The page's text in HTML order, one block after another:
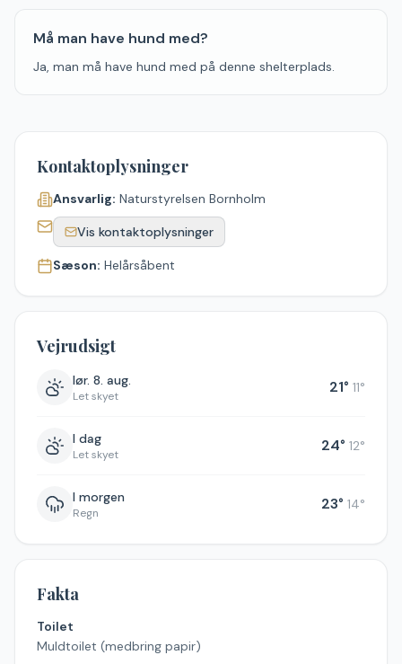
Må man have hund med?
Ja, man må have hund med på denne shelterplads.
Kontaktoplysninger
Ansvarlig: Naturstyrelsen Bornholm
Vis kontaktoplysninger
Sæson: Helårsåbent
Vejrudsigt
lør. 8. aug.
Let skyet 21° 11°
I dag
Let skyet 24° 12°
I morgen
Regn 23° 14°
Fakta
Toilet
Muldtoilet (medbring papir)